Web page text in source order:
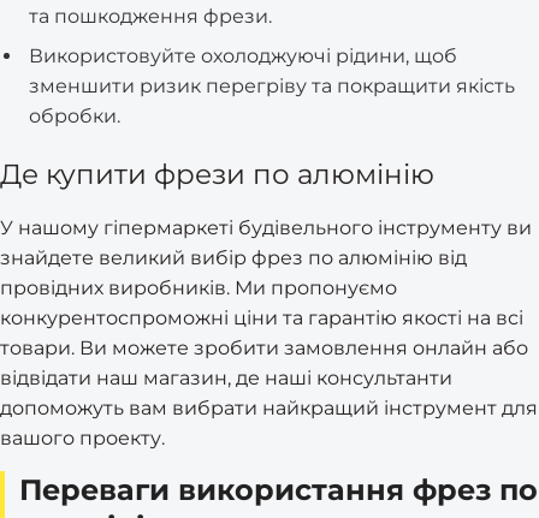
та пошкодження фрези.
Використовуйте охолоджуючі рідини, щоб
зменшити ризик перегріву та покращити якість
обробки.
Де купити фрези по алюмінію
У нашому гіпермаркеті будівельного інструменту ви
знайдете великий вибір фрез по алюмінію від
провідних виробників. Ми пропонуємо
конкурентоспроможні ціни та гарантію якості на всі
товари. Ви можете зробити замовлення онлайн або
відвідати наш магазин, де наші консультанти
допоможуть вам вибрати найкращий інструмент для
вашого проекту.
Переваги використання фрез по